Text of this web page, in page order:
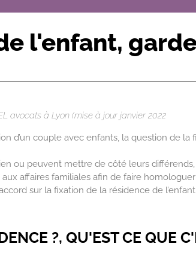
l'enfant,
avocats à Lyon (mise à jour janvier 2022
d’un couple avec enfants, la question de
ou peuvent mettre de côté leurs
affaires familiales afin de faire homologuer
sur la fixation de la résidence de
?, QU'EST CE QUE